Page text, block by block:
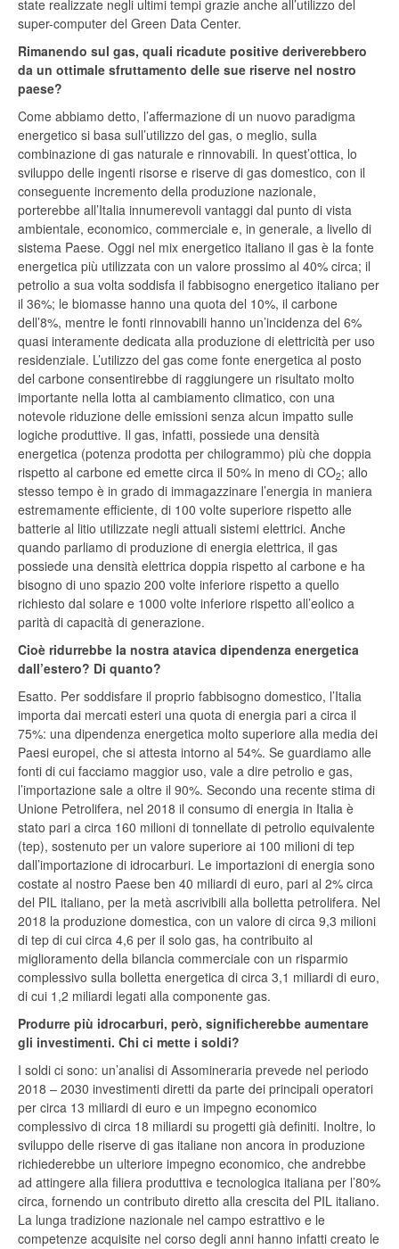
state realizzate negli ultimi tempi grazie anche all’utilizzo del
super-computer del Green Data Center.
Rimanendo sul gas, quali ricadute positive deriverebbero
da un ottimale sfruttamento delle sue riserve nel nostro
paese?
Come abbiamo detto, l’affermazione di un nuovo paradigma
energetico si basa sull’utilizzo del gas, o meglio, sulla
combinazione di gas naturale e rinnovabili. In quest’ottica, lo
sviluppo delle ingenti risorse e riserve di gas domestico, con il
conseguente incremento della produzione nazionale,
porterebbe all’Italia innumerevoli vantaggi dal punto di vista
ambientale, economico, commerciale e, in generale, a livello di
sistema Paese. Oggi nel mix energetico italiano il gas è la fonte
energetica più utilizzata con un valore prossimo al 40% circa; il
petrolio a sua volta soddisfa il fabbisogno energetico italiano per
il 36%; le biomasse hanno una quota del 10%, il carbone
dell’8%, mentre le fonti rinnovabili hanno un’incidenza del 6%
quasi interamente dedicata alla produzione di elettricità per uso
residenziale. L’utilizzo del gas come fonte energetica al posto
del carbone consentirebbe di raggiungere un risultato molto
importante nella lotta al cambiamento climatico, con una
notevole riduzione delle emissioni senza alcun impatto sulle
logiche produttive. Il gas, infatti, possiede una densità
energetica (potenza prodotta per chilogrammo) più che doppia
rispetto al carbone ed emette circa il 50% in meno di CO2; allo
stesso tempo è in grado di immagazzinare l’energia in maniera
estremamente efficiente, di 100 volte superiore rispetto alle
batterie al litio utilizzate negli attuali sistemi elettrici. Anche
quando parliamo di produzione di energia elettrica, il gas
possiede una densità elettrica doppia rispetto al carbone e ha
bisogno di uno spazio 200 volte inferiore rispetto a quello
richiesto dal solare e 1000 volte inferiore rispetto all’eolico a
parità di capacità di generazione.
Cioè ridurrebbe la nostra atavica dipendenza energetica
dall’estero? Di quanto?
Esatto. Per soddisfare il proprio fabbisogno domestico, l’Italia
importa dai mercati esteri una quota di energia pari a circa il
75%: una dipendenza energetica molto superiore alla media dei
Paesi europei, che si attesta intorno al 54%. Se guardiamo alle
fonti di cui facciamo maggior uso, vale a dire petrolio e gas,
l’importazione sale a oltre il 90%. Secondo una recente stima di
Unione Petrolifera, nel 2018 il consumo di energia in Italia è
stato pari a circa 160 milioni di tonnellate di petrolio equivalente
(tep), sostenuto per un valore superiore ai 100 milioni di tep
dall’importazione di idrocarburi. Le importazioni di energia sono
costate al nostro Paese ben 40 miliardi di euro, pari al 2% circa
del PIL italiano, per la metà ascrivibili alla bolletta petrolifera. Nel
2018 la produzione domestica, con un valore di circa 9,3 milioni
di tep di cui circa 4,6 per il solo gas, ha contribuito al
miglioramento della bilancia commerciale con un risparmio
complessivo sulla bolletta energetica di circa 3,1 miliardi di euro,
di cui 1,2 miliardi legati alla componente gas.
Produrre più idrocarburi, però, significherebbe aumentare
gli investimenti. Chi ci mette i soldi?
I soldi ci sono: un’analisi di Assomineraria prevede nel periodo
2018 – 2030 investimenti diretti da parte dei principali operatori
per circa 13 miliardi di euro e un impegno economico
complessivo di circa 18 miliardi su progetti già definiti. Inoltre, lo
sviluppo delle riserve di gas italiane non ancora in produzione
richiederebbe un ulteriore impegno economico, che andrebbe
ad attingere alla filiera produttiva e tecnologica italiana per l’80%
circa, fornendo un contributo diretto alla crescita del PIL italiano.
La lunga tradizione nazionale nel campo estrattivo e le
competenze acquisite nel corso degli anni hanno infatti creato le